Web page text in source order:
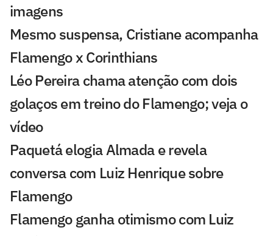
imagens
Mesmo suspensa, Cristiane acompanha
Flamengo x Corinthians
Léo Pereira chama atenção com dois
golaços em treino do Flamengo; veja o
vídeo
Paquetá elogia Almada e revela
conversa com Luiz Henrique sobre
Flamengo
Flamengo ganha otimismo com Luiz